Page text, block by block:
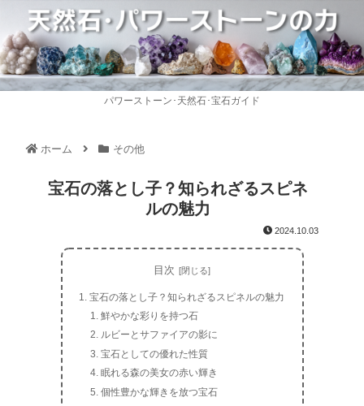
パワーストーン･天然石･宝石ガイド
ホーム その他
宝石の落とし子？知られざるスピネ
ルの魅力
2024.10.03
目次
宝石の落とし子？知られざるスピネルの魅力
鮮やかな彩りを持つ石
ルビーとサファイアの影に
宝石としての優れた性質
眠れる森の美女の赤い輝き
個性豊かな輝きを放つ宝石